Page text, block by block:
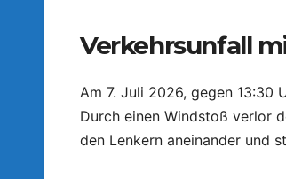
Verkehrsunfall
Am 7. Juli 2026, gegen 13:30
Durch einen Windstoß verlor
den Lenkern aneinander und